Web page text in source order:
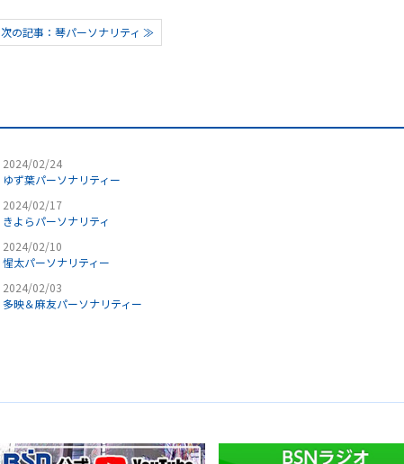
次の記事：琴パーソナリティ ≫
2024/02/24
ゆず葉パーソナリティー
2024/02/17
きよらパーソナリティ
2024/02/10
惺太パーソナリティー
2024/02/03
多映＆麻友パーソナリティー